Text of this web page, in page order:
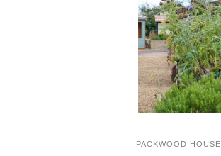
PACKWOOD HOUSE